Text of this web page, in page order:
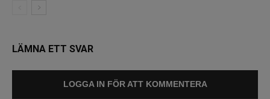
LÄMNA ETT SVAR
LOGGA IN FÖR ATT KOMMENTERA